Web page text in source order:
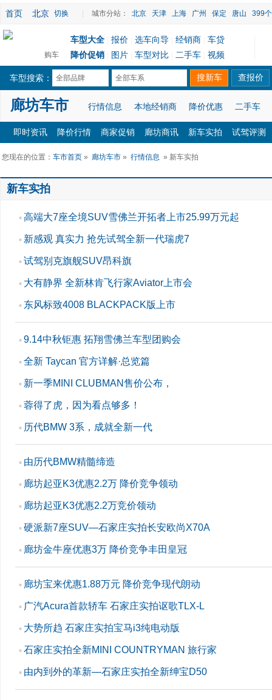
首页 北京 切换 城市分站： 北京 天津 上海 广州 保定 唐山 399
购车
车型大全 报价 选车向导 经销商
车贷
降价促销
图片 车型对比 二手车 视频
车型搜索： 全部品牌 全部车系
廊坊车市 行情信息 本地经销商 降价优惠 二手车
即时资讯 降价行情 商家促销 廊坊商讯 新车实拍 试驾评测
您现在的位置： 车市首页 » 廊坊车市 » 行情信息 » 新车实拍
新车实拍
▪ 高端大7座全境SUV雪佛兰开拓者上市25.99万元起
▪ 新感观 真实力 抢先试驾全新一代瑞虎7
▪ 试驾别克旗舰SUV昂科旗
▪ 大有静界 全新林肯飞行家Aviator上市会
▪ 东风标致4008 BLACKPACK版上市
▪ 9.14中秋钜惠 拓翔雪佛兰车型团购会
▪ 全新 Taycan 官方详解·总览篇
▪ 新一季MINI CLUBMAN售价公布，
▪ 蓉得了虎，因为看点够多！
▪ 历代BMW 3系，成就全新一代
▪ 由历代BMW精髓缔造
▪ 廊坊起亚K3优惠2.2万 降价竞争领动
▪ 廊坊起亚K3优惠2.2万竞价领动
▪ 硬派新7座SUV—石家庄实拍长安欧尚X70A
▪ 廊坊金牛座优惠3万 降价竞争丰田皇冠
▪ 廊坊宝来优惠1.88万元 降价竞争现代朗动
▪ 广汽Acura首款轿车 石家庄实拍讴歌TLX-L
▪ 大势所趋 石家庄实拍宝马i3纯电动版
▪ 石家庄实拍全新MINI COUNTRYMAN 旅行家
▪ 由内到外的革新—石家庄实拍全新绅宝D50